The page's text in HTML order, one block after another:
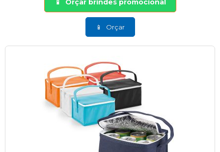
Orçar brindes promocional
Orçar